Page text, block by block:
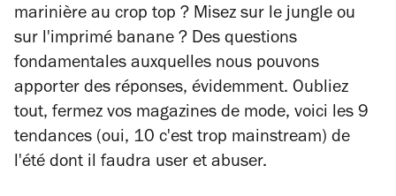
marinière au crop top ? Misez sur le jungle ou
sur l'imprimé banane ? Des questions
fondamentales auxquelles nous pouvons
apporter des réponses, évidemment. Oubliez
tout, fermez vos magazines de mode, voici les 9
tendances (oui, 10 c'est trop mainstream) de
l'été dont il faudra user et abuser.